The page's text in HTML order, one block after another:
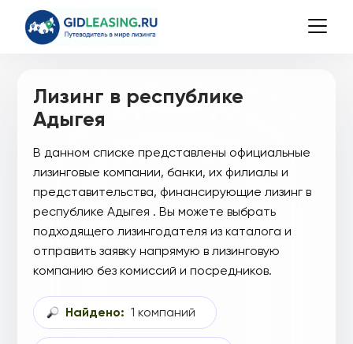
Лизинг в республике
Адыгея
В данном списке представлены официальные
лизинговые компании, банки, их филиалы и
представительства, финансирующие лизинг в
республике Адыгея . Вы можете выбрать
подходящего лизингодателя из каталога и
отправить заявку напрямую в лизинговую
компанию без комиссий и посредников.
Найдено: 1 компаний